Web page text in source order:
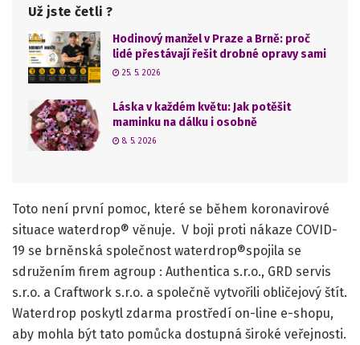
Už jste četli ?
Hodinový manžel v Praze a Brně: proč
lidé přestávají řešit drobné opravy sami
25. 5. 2026
Láska v každém květu: Jak potěšit
maminku na dálku i osobně
8. 5. 2026
Toto není první pomoc, které se během koronavirové
situace waterdrop® věnuje. V boji proti nákaze COVID-
19 se brněnská společnost waterdrop®spojila se
sdružením firem agroup : Authentica s.r.o., GRD servis
s.r.o. a Craftwork s.r.o. a společně vytvořili obličejový štít.
Waterdrop poskytl zdarma prostředí on-line e-shopu,
aby mohla být tato pomůcka dostupná široké veřejnosti.